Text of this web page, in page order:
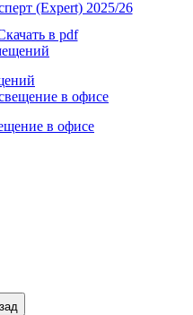
в pdf
в офисе